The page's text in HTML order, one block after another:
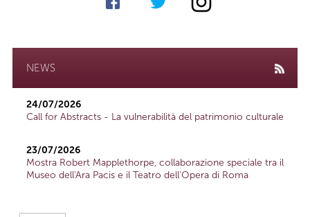
NEWS
24/07/2026
Call for Abstracts - La vulnerabilità del patrimonio culturale
23/07/2026
Mostra Robert Mapplethorpe, collaborazione speciale tra il
Museo dell'Ara Pacis e il Teatro dell'Opera di Roma